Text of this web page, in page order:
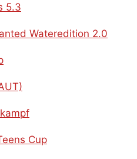
5.3
Wateredition 2.0
Cup